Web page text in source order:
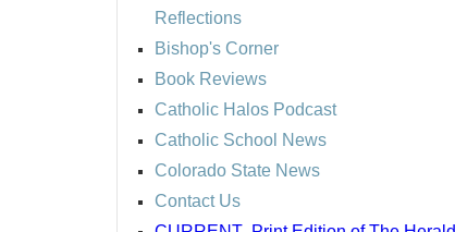
Reflections
Bishop's Corner
Book Reviews
Catholic Halos Podcast
Catholic School News
Colorado State News
Contact Us